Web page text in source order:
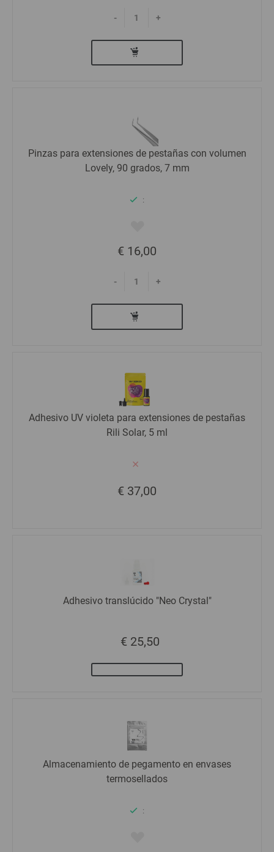
- +
Pinzas para extensiones de pestañas con volumen
Lovely, 90 grados, 7 mm
:
€ 16,00
- +
Adhesivo UV violeta para extensiones de pestañas
Rili Solar, 5 ml
€ 37,00
Adhesivo translúcido "Neo Crystal"
€ 25,50
Almacenamiento de pegamento en envases
termosellados
: